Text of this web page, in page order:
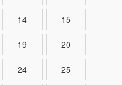
14 15
19 20
24 25